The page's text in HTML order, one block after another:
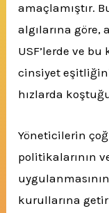
amaçlamıştır.
algılarına göre,
USF’lerde ve
cinsiyet
hızlarda
Yöneticilerin
politikalarının
kurullarına